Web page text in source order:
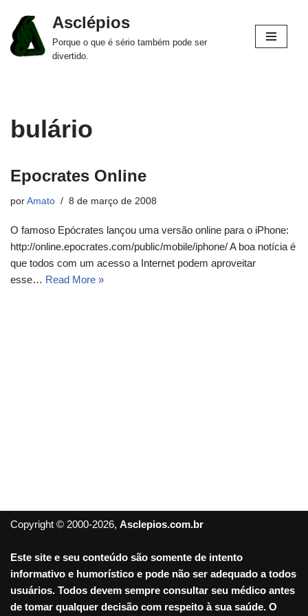
Pular
para
Asclépios
Porque o que é sério também pode ser
divertido.
bulário
Epocrates Online
por Amato 8 de março de 2008
O famoso Epócrates lançou uma versão online para o iPhone:
http://online.epocrates.com/public/mobile/iphone/ A boa notícia é
que todos com um acesso a Internet podem aproveitar
esse… Read More »
Copyright © 2000-2026, Asclepios.com.br
Este site e seu conteúdo são somente de intento
informativo e humorístico e pode não ser adequado a todos
usuários. Todos devem sempre consultar seu médico antes
de tomar qualquer decisão com respeito à sua saúde. O